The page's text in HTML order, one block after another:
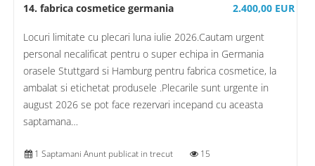
14. fabrica cosmetice germania 2.400,00 EUR
Locuri limitate cu plecari luna iulie 2026.Cautam urgent
personal necalificat pentru o super echipa in Germania
orasele Stuttgard si Hamburg pentru fabrica cosmetice, la
ambalat si etichetat produsele .Plecarile sunt urgente in
august 2026 se pot face rezervari incepand cu aceasta
saptamana…
1 Saptamani Anunt publicat in trecut
15